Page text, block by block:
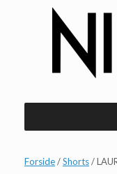
Forside/Shorts/